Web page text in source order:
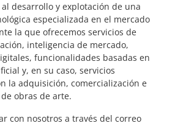
desarrollo y explotación de una
especializada en el mercado
la que ofrecemos servicios de
inteligencia de mercado,
funcionalidades basadas en
y, en su caso, servicios
la adquisición, comercialización e
obras de arte.
con nosotros a través del correo